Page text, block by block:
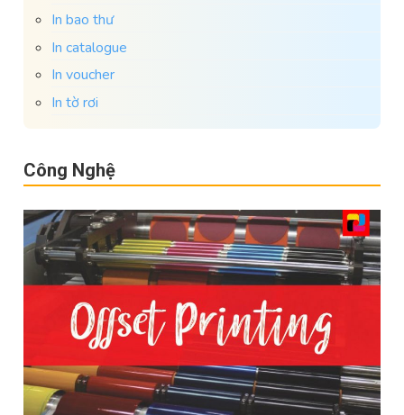
In bao thư
In catalogue
In voucher
In tờ rơi
Công Nghệ